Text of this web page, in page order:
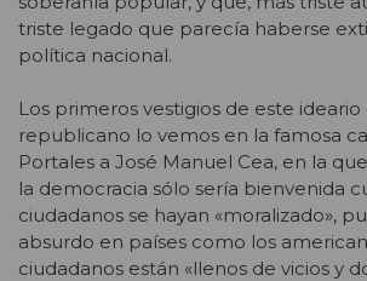
triste legado que parecía haberse
política nacional.
Los primeros vestigios de este ideario
republicano lo vemos en la famosa
Portales a José Manuel Cea, en la
la democracia sólo sería bienvenida
ciudadanos se hayan «moralizado»,
absurdo en países como los
ciudadanos están «llenos de vicios y